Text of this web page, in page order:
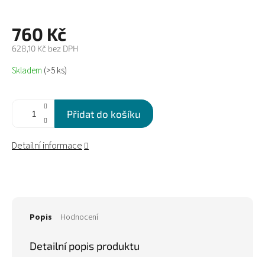
760 Kč
628,10 Kč bez DPH
Měrná
cena:
Skladem (>5 ks)
Přidat do košíku
Detailní informace
Popis Hodnocení
Detailní popis produktu